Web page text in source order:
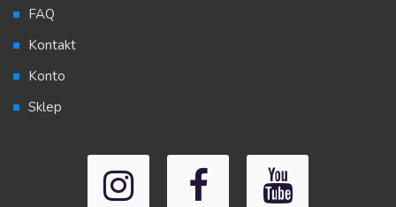
FAQ
Kontakt
Konto
Sklep